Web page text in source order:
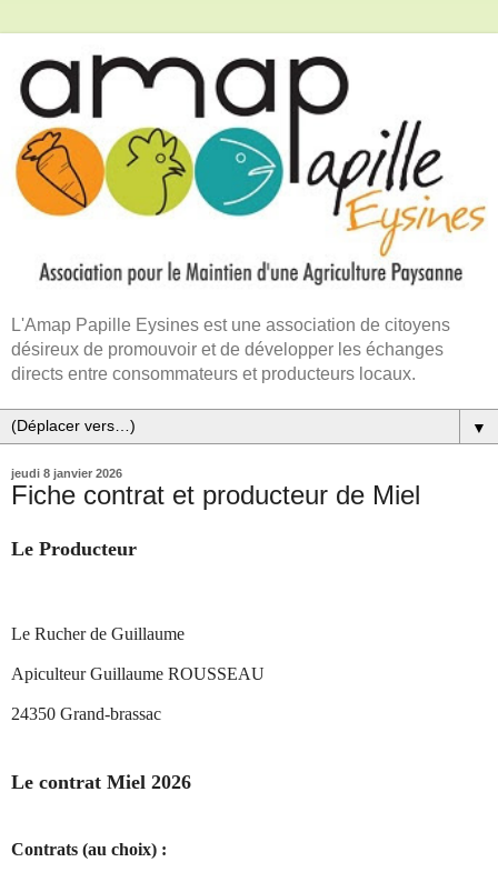
L'Amap Papille Eysines est une association de citoyens
désireux de promouvoir et de développer les échanges
directs entre consommateurs et producteurs locaux.
▼
jeudi 8 janvier 2026
Fiche contrat et producteur de Miel
Le Producteur
Le Rucher de Guillaume
Apiculteur Guillaume ROUSSEAU
24350 Grand-brassac
Le contrat Miel 2026
Contrats (au choix) :